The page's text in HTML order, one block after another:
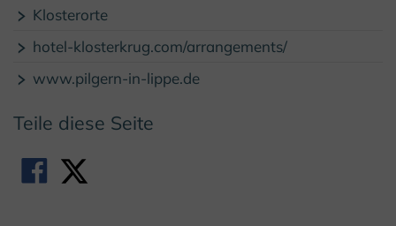
Klosterorte
hotel-klosterkrug.com/arrangements/
www.pilgern-in-lippe.de
Teile diese Seite